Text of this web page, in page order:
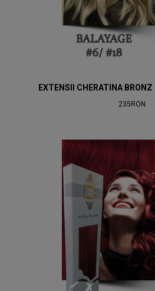
EXTENSII CHERATINA BRONZ
235RON